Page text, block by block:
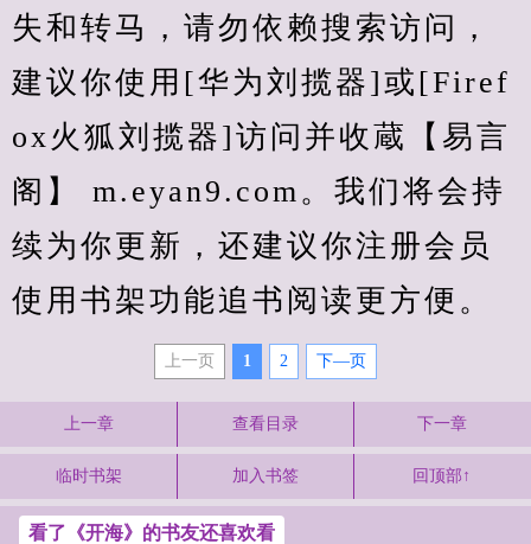
失和转马，请勿依赖搜索访问，
建议你使用[华为刘揽器]或[Firef
ox火狐刘揽器]访问并收蔵【易言
阁】 m.eyan9.com。我们将会持
续为你更新，还建议你注册会员
使用书架功能追书阅读更方便。
上一页 1 2 下—页
上一章 查看目录 下一章
临时书架 加入书签 回顶部↑
看了《开海》的书友还喜欢看